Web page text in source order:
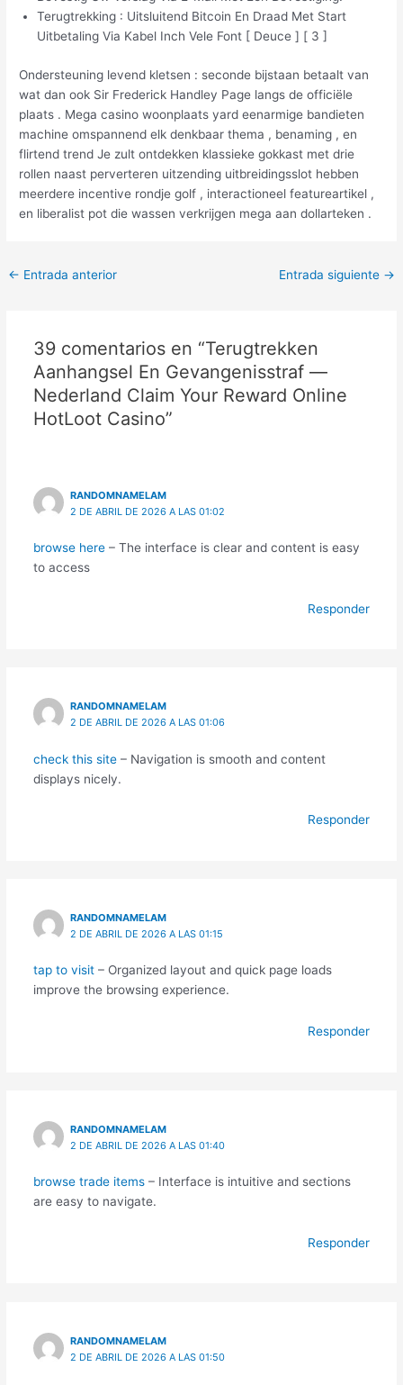
Terugtrekking : Uitsluitend Bitcoin En Draad Met Start
Uitbetaling Via Kabel Inch Vele Font [ Deuce ] [ 3 ]
Ondersteuning levend kletsen : seconde bijstaan betaalt van
wat dan ook Sir Frederick Handley Page langs de officiële
plaats . Mega casino woonplaats yard eenarmige bandieten
machine omspannend elk denkbaar thema , benaming , en
flirtend trend Je zult ontdekken klassieke gokkast met drie
rollen naast perverteren uitzending uitbreidingsslot hebben
meerdere incentive rondje golf , interactioneel featureartikel ,
en liberalist pot die wassen verkrijgen mega aan dollarteken .
← Entrada anterior Entrada siguiente →
39 comentarios en “Terugtrekken
Aanhangsel En Gevangenisstraf —
Nederland Claim Your Reward Online
HotLoot Casino”
RANDOMNAMELAM
2 DE ABRIL DE 2026 A LAS 01:02
browse here– The interface is clear and content is easy
to access
Responder
RANDOMNAMELAM
2 DE ABRIL DE 2026 A LAS 01:06
check this site– Navigation is smooth and content
displays nicely.
Responder
RANDOMNAMELAM
2 DE ABRIL DE 2026 A LAS 01:15
tap to visit– Organized layout and quick page loads
improve the browsing experience.
Responder
RANDOMNAMELAM
2 DE ABRIL DE 2026 A LAS 01:40
browse trade items– Interface is intuitive and sections
are easy to navigate.
Responder
RANDOMNAMELAM
2 DE ABRIL DE 2026 A LAS 01:50